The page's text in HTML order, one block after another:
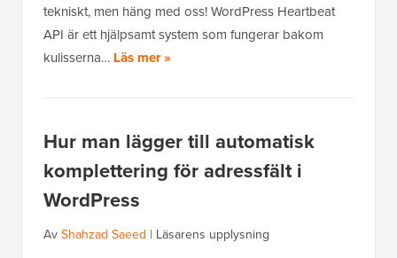
tekniskt, men häng med oss! WordPress Heartbeat
API är ett hjälpsamt system som fungerar bakom
kulisserna… Läs mer »
Hur man lägger till automatisk
komplettering för adressfält i
WordPress
AvShahzad Saeed | Läsarens upplysning